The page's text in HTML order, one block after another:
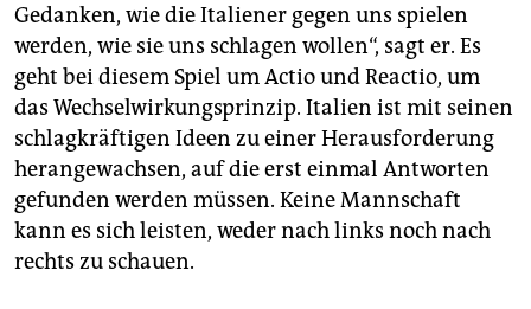
Gedanken, wie die Italiener gegen uns spielen
werden, wie sie uns schlagen wollen“, sagt er. Es
geht bei diesem Spiel um Actio und Reactio, um
das Wechselwirkungsprinzip. Italien ist mit seinen
schlagkräftigen Ideen zu einer Herausforderung
herangewachsen, auf die erst einmal Antworten
gefunden werden müssen. Keine Mannschaft
kann es sich leisten, weder nach links noch nach
rechts zu schauen.